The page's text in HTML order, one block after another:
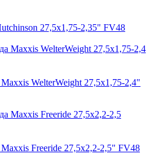
27,5x1,75-2,35" FV48
WelterWeight 27,5x1,75-2,4"
Freeride 27,5x2,2-2,5" FV48